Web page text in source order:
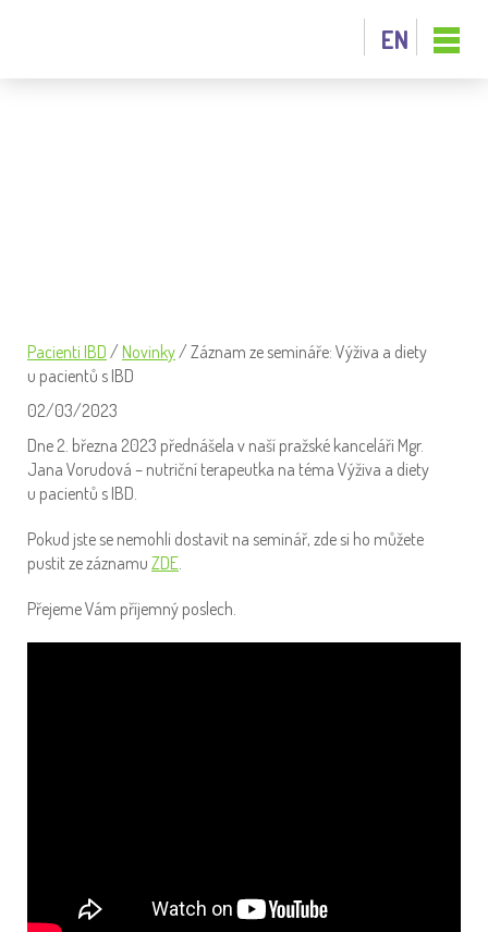
EN
Pacienti IBD / Novinky/ Záznam ze semináře: Výživa a diety
u pacientů s IBD
02/03/2023
Dne 2. března 2023 přednášela v naší pražské kanceláři Mgr.
Jana Vorudová – nutriční terapeutka na téma Výživa a diety
u pacientů s IBD.
Pokud jste se nemohli dostavit na seminář, zde si ho můžete
pustit ze záznamu ZDE.
Přejeme Vám příjemný poslech.